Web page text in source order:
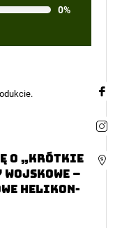
0%
o „Krótkie
wojskowe –
Helikon-